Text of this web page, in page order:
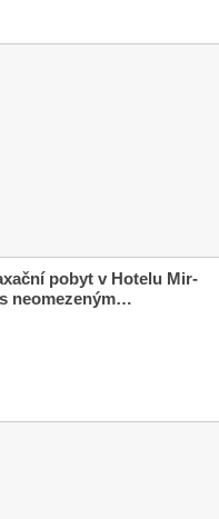
pobyt v Hotelu Mir-
neomezeným…